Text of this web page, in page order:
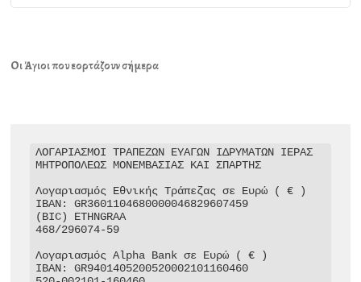
Οι Άγιοι που εορτάζουν σήμερα
ΛΟΓΑΡΙΑΣΜΟΙ ΤΡΑΠΕΖΩΝ ΕΥΑΓΩΝ ΙΔΡΥΜΑΤΩΝ ΙΕΡΑΣ
ΜΗΤΡΟΠΟΛΕΩΣ ΜΟΝΕΜΒΑΣΙΑΣ ΚΑΙ ΣΠΑΡΤΗΣ
Λογαριασμός Εθνικής Τράπεζας σε Ευρώ ( € )
IBAN: GR3601104680000046829607459
(BIC) ETHNGRAA
468/296074-59
Λογαριασμός Alpha Bank σε Ευρώ ( € )
IBAN: GR9401405200520002101160460